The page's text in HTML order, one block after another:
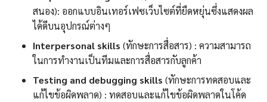
สนอง): ออกแบบอินเทอร์เฟซเว็บไซต์ที่ยืดหยุ่นซึ่งแสดงผล
ได้ดีบนอุปกรณ์ต่างๆ
Interpersonal skills (ทักษะการสื่อสาร) : ความสามารถ
ในการทำงานเป็นทีมและการสื่อสารกับลูกค้า
Testing and debugging skills (ทักษะการทดสอบและ
แก้ไขข้อผิดพลาด) : ทดสอบและแก้ไขข้อผิดพลาดในโค้ด